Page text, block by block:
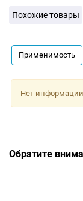
Похожие товары
Применимость
Нет
Обратите